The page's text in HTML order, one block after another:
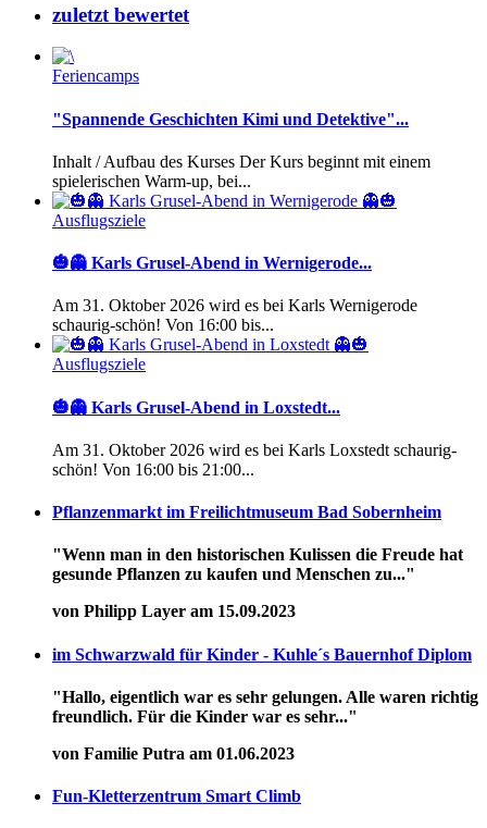
zuletzt bewertet
Feriencamps
"Spannende Geschichten Kimi und Detektive"...
Inhalt / Aufbau des Kurses Der Kurs beginnt mit einem
spielerischen Warm-up, bei...
Ausflugsziele
🎃👻 Karls Grusel-Abend in Wernigerode...
Am 31. Oktober 2026 wird es bei Karls Wernigerode
schaurig-schön! Von 16:00 bis...
Ausflugsziele
🎃👻 Karls Grusel-Abend in Loxstedt...
Am 31. Oktober 2026 wird es bei Karls Loxstedt schaurig-
schön! Von 16:00 bis 21:00...
Pflanzenmarkt im Freilichtmuseum Bad Sobernheim
"Wenn man in den historischen Kulissen die Freude hat
gesunde Pflanzen zu kaufen und Menschen zu..."
von Philipp Layer am 15.09.2023
im Schwarzwald für Kinder - Kuhle´s Bauernhof Diplom
"Hallo, eigentlich war es sehr gelungen. Alle waren richtig
freundlich. Für die Kinder war es sehr..."
von Familie Putra am 01.06.2023
Fun-Kletterzentrum Smart Climb